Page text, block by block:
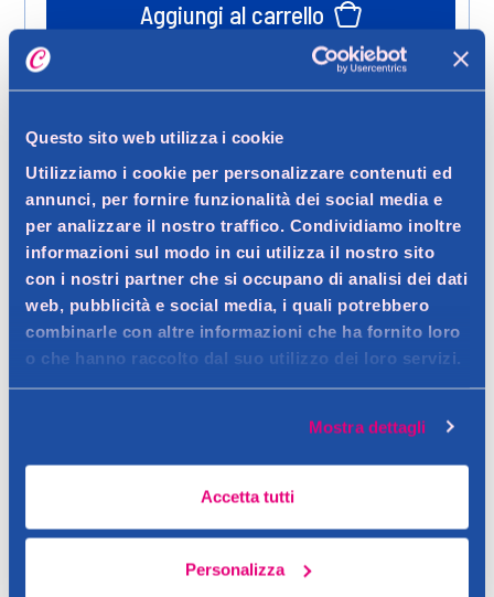
Questo sito web utilizza i cookie
Utilizziamo i cookie per personalizzare contenuti ed
annunci, per fornire funzionalità dei social media e
per analizzare il nostro traffico. Condividiamo inoltre
informazioni sul modo in cui utilizza il nostro sito
con i nostri partner che si occupano di analisi dei dati
web, pubblicità e social media, i quali potrebbero
combinarle con altre informazioni che ha fornito loro
o che hanno raccolto dal suo utilizzo dei loro servizi.
Mostra dettagli
Accetta tutti
Personalizza
Aggiungi al carrello
Spedizione gratuita a partire da 49 €
Ritiro in negozio gratuito per i clienti registrati
Descrizione
Pannoloni rettangolari per una grande versatilità e libertà di